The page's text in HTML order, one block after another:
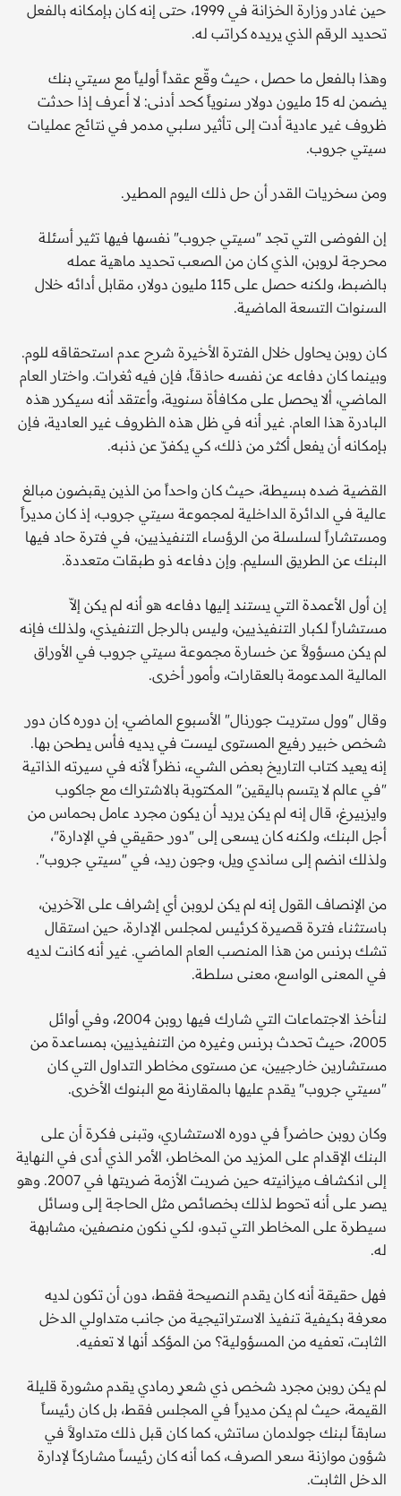
حين غادر وزارة الخزانة في 1999، حتى إنه كان بإمكانه بالفعل
تحديد الرقم الذي يريده كراتب له.
وهذا بالفعل ما حصل ، حيث وقّع عقداً أولياً مع سيتي بنك
يضمن له 15 مليون دولار سنوياً كحد أدنى: لا أعرف إذا حدثت
ظروف غير عادية أدت إلى تأثير سلبي مدمر في نتائج عمليات
سيتي جروب.
ومن سخريات القدر أن حل ذلك اليوم المطير.
إن الفوضى التي تجد "سيتي جروب" نفسها فيها تثير أسئلة
محرجة لروبن، الذي كان من الصعب تحديد ماهية عمله
بالضبط، ولكنه حصل على 115 مليون دولار، مقابل أدائه خلال
السنوات التسعة الماضية.
كان روبن يحاول خلال الفترة الأخيرة شرح عدم استحقاقه للوم.
وبينما كان دفاعه عن نفسه حاذقاً، فإن فيه ثغرات. واختار العام
الماضي، ألا يحصل على مكافأة سنوية، وأعتقد أنه سيكرر هذه
البادرة هذا العام. غير أنه في ظل هذه الظروف غير العادية، فإن
بإمكانه أن يفعل أكثر من ذلك، كي يكفرّ عن ذنبه.
القضية ضده بسيطة، حيث كان واحداً من الذين يقبضون مبالغ
عالية في الدائرة الداخلية لمجموعة سيتي جروب، إذ كان مديراً
ومستشاراً لسلسلة من الرؤساء التنفيذيين، في فترة حاد فيها
البنك عن الطريق السليم. وإن دفاعه ذو طبقات متعددة.
إن أول الأعمدة التي يستند إليها دفاعه هو أنه لم يكن إلاّ
مستشاراً لكبار التنفيذيين، وليس بالرجل التنفيذي، ولذلك فإنه
لم يكن مسؤولاً عن خسارة مجموعة سيتي جروب في الأوراق
المالية المدعومة بالعقارات، وأمور أخرى.
وقال "وول ستريت جورنال" الأسبوع الماضي، إن دوره كان دور
شخص خبير رفيع المستوى ليست في يديه فأس يطحن بها.
إنه يعيد كتاب التاريخ بعض الشيء، نظراً لأنه في سيرته الذاتية
"في عالم لا يتسم باليقين" المكتوبة بالاشتراك مع جاكوب
وايزبيرغ، قال إنه لم يكن يريد أن يكون مجرد عامل بحماس من
أجل البنك، ولكنه كان يسعى إلى "دور حقيقي في الإدارة"،
ولذلك انضم إلى ساندي ويل، وجون ريد، في "سيتي جروب".
من الإنصاف القول إنه لم يكن لروبن أي إشراف على الآخرين،
باستثناء فترة قصيرة كرئيس لمجلس الإدارة، حين استقال
تشك برنس من هذا المنصب العام الماضي. غير أنه كانت لديه
في المعنى الواسع، معنى سلطة.
لنأخذ الاجتماعات التي شارك فيها روبن 2004، وفي أوائل
2005، حيث تحدث برنس وغيره من التنفيذيين، بمساعدة من
مستشارين خارجيين، عن مستوى مخاطر التداول التي كان
"سيتي جروب" يقدم عليها بالمقارنة مع البنوك الأخرى.
وكان روبن حاضراً في دوره الاستشاري، وتبنى فكرة أن على
البنك الإقدام على المزيد من المخاطر، الأمر الذي أدى في النهاية
إلى انكشاف ميزانيته حين ضربت الأزمة ضربتها في 2007. وهو
يصر على أنه تحوط لذلك بخصائص مثل الحاجة إلى وسائل
سيطرة على المخاطر التي تبدو، لكي نكون منصفين، مشابهة
له.
فهل حقيقة أنه كان يقدم النصيحة فقط، دون أن تكون لديه
معرفة بكيفية تنفيذ الاستراتيجية من جانب متداولي الدخل
الثابت، تعفيه من المسؤولية؟ من المؤكد أنها لا تعفيه.
لم يكن روبن مجرد شخص ذي شعرٍ رمادي يقدم مشورة قليلة
القيمة، حيث لم يكن مديراً في المجلس فقط، بل كان رئيساً
سابقاً لبنك جولدمان ساتش، كما كان قبل ذلك متداولاً في
شؤون موازنة سعر الصرف، كما أنه كان رئيساً مشاركاً لإدارة
الدخل الثابت.